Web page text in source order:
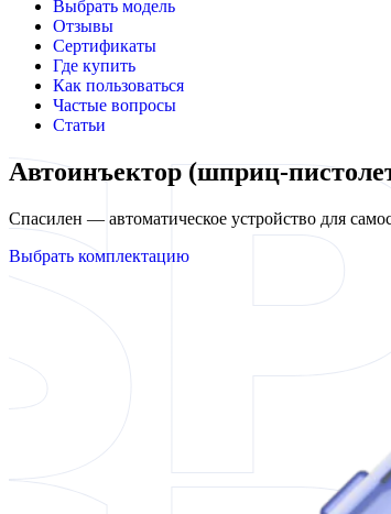
Выбрать модель
Отзывы
Сертификаты
Где купить
Как пользоваться
Частые вопросы
Статьи
Автоинъектор (шприц-
Спасилен — автоматическое устройство для
Выбрать комплектацию